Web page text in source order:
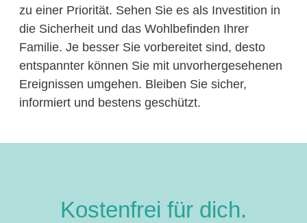
zu einer Priorität. Sehen Sie es als Investition in
die Sicherheit und das Wohlbefinden Ihrer
Familie. Je besser Sie vorbereitet sind, desto
entspannter können Sie mit unvorhergesehenen
Ereignissen umgehen. Bleiben Sie sicher,
informiert und bestens geschützt.
Kostenfrei für dich.